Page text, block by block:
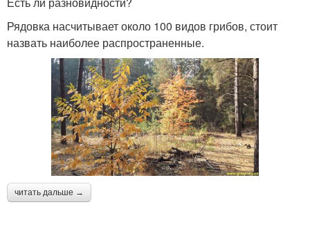
Рядовка насчитывает около 100 видов грибов, стоит
назвать наиболее распространенные.
читать дальше →